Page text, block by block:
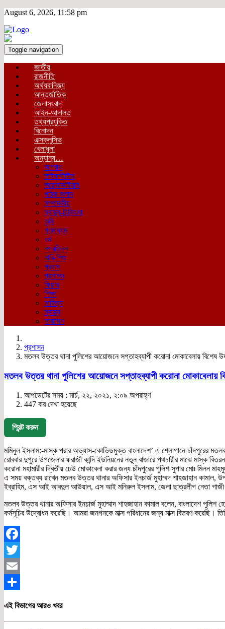
August 6, 2026, 11:58 pm
Toggle navigation
জাতীয়
রাজনীতি
অর্থ্যবানিজ্য
আন্তর্জাতিক
জেলাসংবাদ
আইন-আদালত
তথ্যপ্রযুক্তি
বিনোদন
এক্সক্লুসিভ
খেলাধুলা
অন্যান্য…
অপরাধ
লাইফস্টাইল
করোনাভাইরাস
পাঠক কলাম
সম্পাদকীয়
স্বাস্থ্য-চিকিৎসা
কৃষি
গণমাধ্যম
ধর্ম
নগরজিবন
নারি-শিশু
প্রবাস
প্রশাসন
ফিচার
শিক্ষা
সাহিত্য
স্বাস্থ্য
সারাদেশ
প্রশাসন
মতলব উত্তর থানা পুলিশের আয়োজনে সপ্তাহব্যাপী করোনা মোকাবেলায় বিশেষ
মতলব উত্তর থানা পুলিশের আয়োজনে সপ্তাহব্যাপী করোনা মোকাবেলায়
আপডেটের সময় : মার্চ, ২২, ২০২১, ২:০৯ অপরাহ্ণ
447 বার দেখা হয়েছে
প্রিন্ট করুন
মমিনুল ইসলাম:-মাস্ক পরার অভ্যাস-কোভিডমুক্ত বাংলাদেশ’ এ শ্লোগানে চাঁদপুরের
রোববার দুপুরে উপজেলার ফরাজী কান্দি ইউনিয়নের নতুন বাজারে পথচারীর মাঝে মাস্ক
করোনা মহামারীর দ্বিতীয় ঢেউ মোকাবেলা করার জন্য চাঁদপুরের পুলিশ সুপার মোঃ মিলন
এ সময় বক্তব্য রাখেন মতলব উত্তর থানার অফিসার ইনচার্জ মুহাম্মদ শাহজাহান কামাল,
ইব্রাহিম, এস আই আবদুল আউয়াল, এস আই মনিরুল ইসলাম, জেলা ছাত্রলীগ নেতা গাজী
মতলব উত্তর থানার অফিসার ইনচার্জ মুহাম্মাদ শাহজাহান কামাল বলেন, বাংলাদেশ পুলিশ
কর্মসূচির উদ্বোধন করেছি। আমরা জনগনকে মাক্স পরিধানের জন্য মাক্স বিতরণ করেছি।
Facebook
Twitter
Email
এই বিভাগের আরও খবর